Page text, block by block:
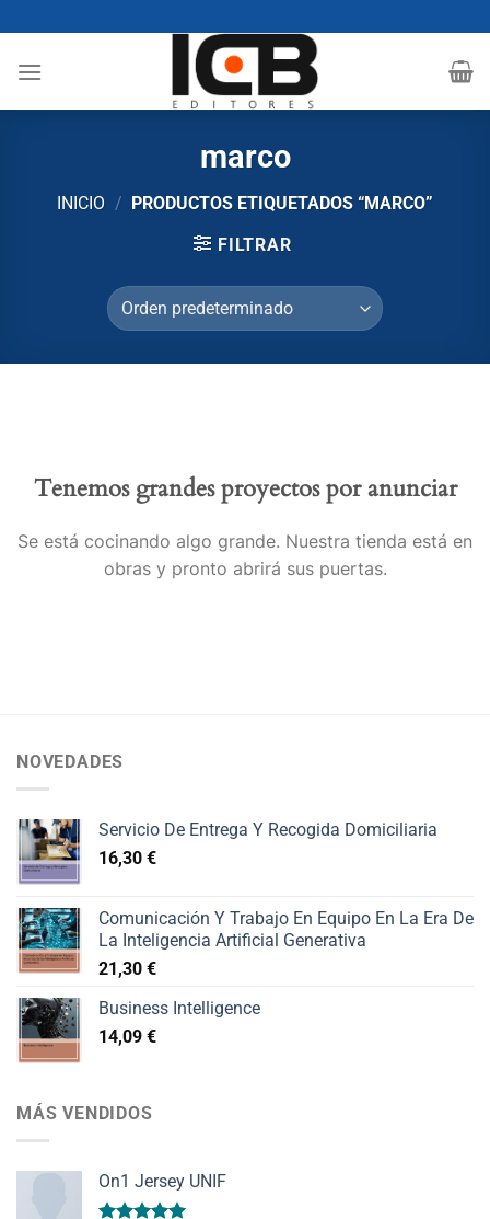
al
contenido
marco
INICIO /
PRODUCTOS ETIQUETADOS “MARCO”
FILTRAR
Tenemos grandes proyectos por anunciar
Se está cocinando algo grande. Nuestra tienda está en
obras y pronto abrirá sus puertas.
NOVEDADES
Servicio De Entrega Y Recogida Domiciliaria
16,30 €
Comunicación Y Trabajo En Equipo En La Era De
La Inteligencia Artificial Generativa
21,30 €
Business Intelligence
14,09 €
MÁS VENDIDOS
On1 Jersey UNIF